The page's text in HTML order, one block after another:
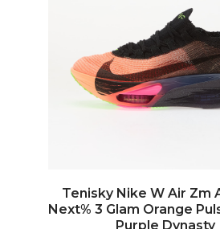
Tenisky Nike W Air Zm
Next% 3 Glam Orange
Purple Dynasty